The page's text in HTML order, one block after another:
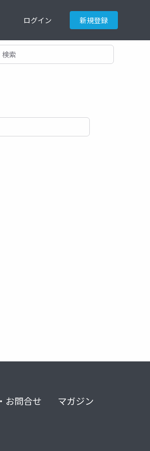
ログイン 新規登録
お問合せ マガジン